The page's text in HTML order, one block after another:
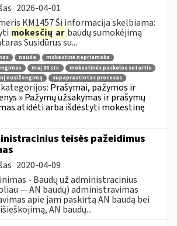
2026-04-01
KM1457 Ši informacija skelbiama:
mokesčių ar baudų sumokėjimą
Susidūrus su...
nauda
mokestinė nepriemoka
maį 88 str.
mokestinės paskolos sutartis
nusižengimą
supaprastintas procesas
Prašymai, pažymos ir
» Pažymų užsakymas ir prašymų
atidėti arba išdėstyti mokestinę
teisės pažeidimus
2020-04-09
- Baudų už administracinius
— AN baudų) administravimas
apie jam paskirtą AN baudą bei
AN baudų...